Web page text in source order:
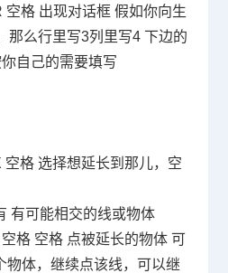
空格 出现对话框 假如你向生
那么行里写3列里写4 下边的
自己的需要填写
空格 选择想延长到那儿，空
有可能相交的线或物体
空格 空格 点被延长的物体 可
物体，继续点该线，可以继